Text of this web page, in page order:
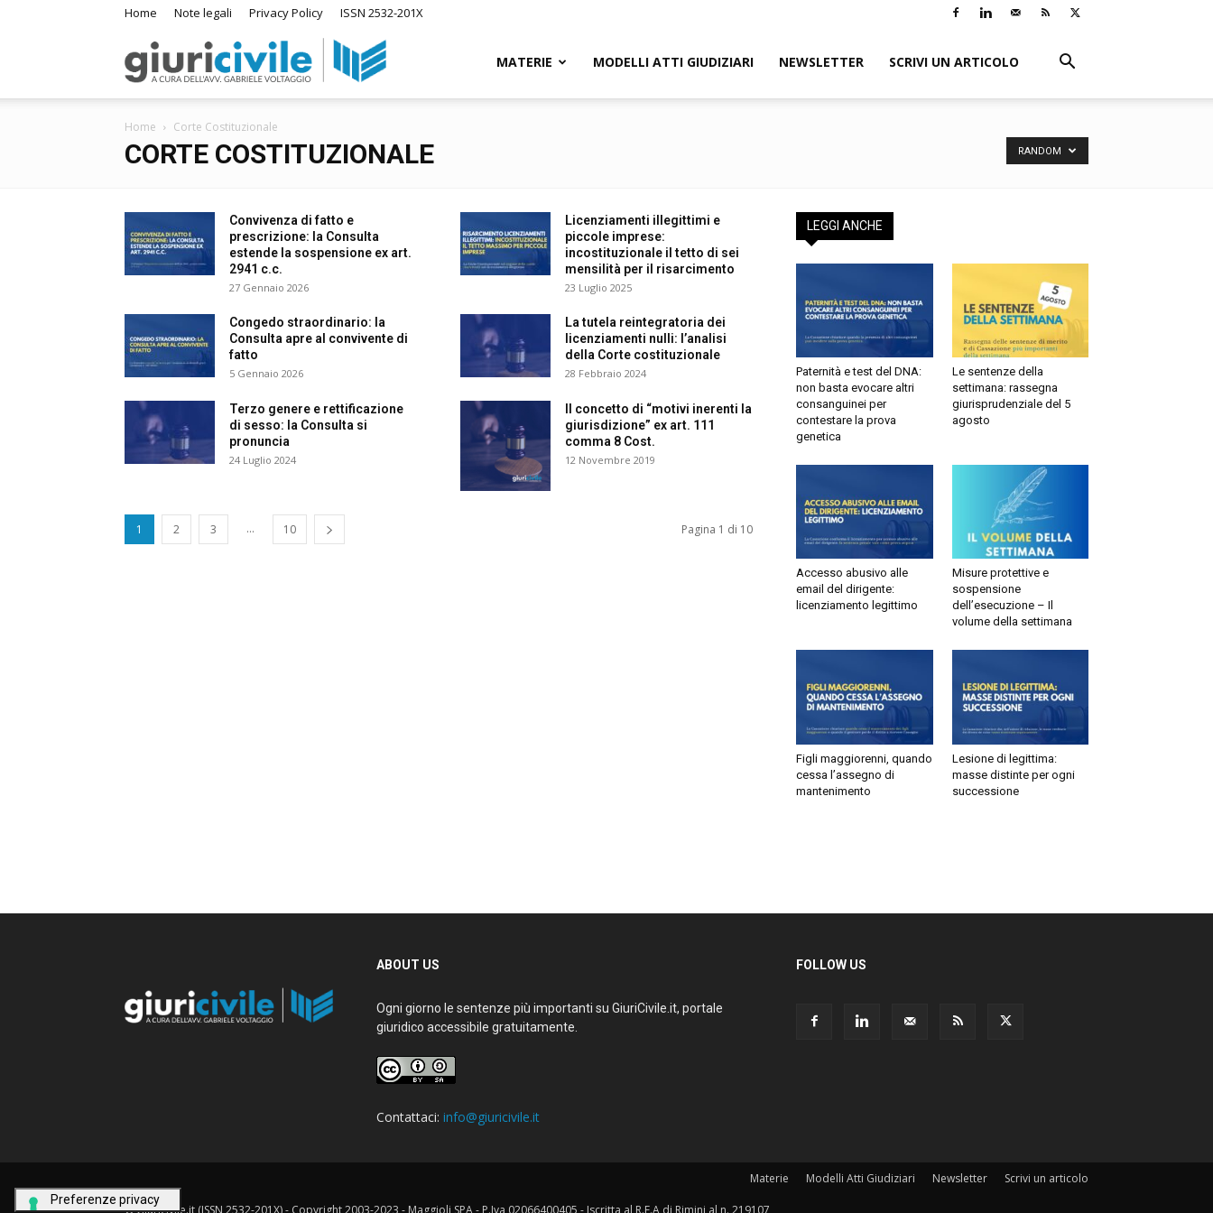
Home Note legali Privacy Policy ISSN 2532-201X
GiuriCivile.it
Giurisprudenza
MATERIE MODELLI ATTI GIUDIZIARI NEWSLETTER SCRIVI UN ARTICOLO
Home Corte Costituzionale
CORTE COSTITUZIONALE RANDOM
Convivenza di fatto e
prescrizione: la Consulta
estende la sospensione ex art.
2941 c.c.
27 Gennaio 2026
Licenziamenti illegittimi e
piccole imprese:
incostituzionale il tetto di sei
mensilità per il risarcimento
23 Luglio 2025
Congedo straordinario: la
Consulta apre al convivente di
fatto
5 Gennaio 2026
La tutela reintegratoria dei
licenziamenti nulli: l’analisi
della Corte costituzionale
28 Febbraio 2024
Terzo genere e rettificazione
di sesso: la Consulta si
pronuncia
24 Luglio 2024
Il concetto di “motivi inerenti la
giurisdizione” ex art. 111
comma 8 Cost.
12 Novembre 2019
... 10 Pagina 1 di 10
LEGGI ANCHE
Paternità e test del DNA:
non basta evocare altri
consanguinei per
contestare la prova
genetica
Le sentenze della
settimana: rassegna
giurisprudenziale del 5
agosto
Accesso abusivo alle
email del dirigente:
licenziamento legittimo
Misure protettive e
sospensione
dell’esecuzione – Il
volume della settimana
Figli maggiorenni, quando
cessa l’assegno di
mantenimento
Lesione di legittima:
masse distinte per ogni
successione
ABOUT US
Ogni giorno le sentenze più importanti su GiuriCivile.it, portale
giuridico accessibile gratuitamente.
Contattaci:info@giuricivile.it
FOLLOW US
Materie Modelli Atti Giudiziari Newsletter Scrivi un articolo
© Giuricivile.it (ISSN 2532-201X) - Copyright 2003-2023 - Maggioli SPA - P.Iva 02066400405 - Iscritta al R.E.A di Rimini al n. 219107
marketing nei limiti indicati nell’
informativa
Non autorizzo
Cliccando su “Iscriviti” dichiari di aver letto e accettato la